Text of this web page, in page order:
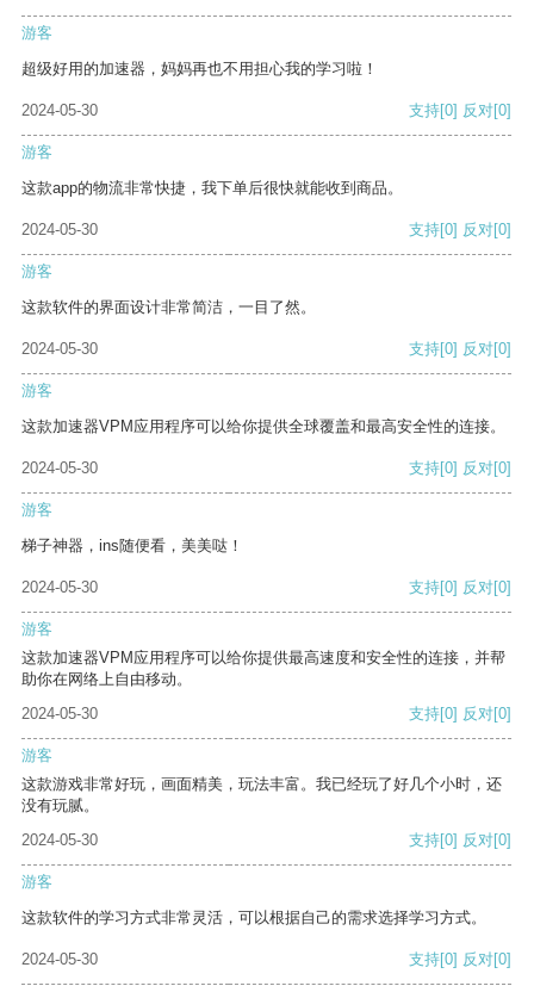
游客
超级好用的加速器，妈妈再也不用担心我的学习啦！
2024-05-30 支持[0] 反对[0]
游客
这款app的物流非常快捷，我下单后很快就能收到商品。
2024-05-30 支持[0] 反对[0]
游客
这款软件的界面设计非常简洁，一目了然。
2024-05-30 支持[0] 反对[0]
游客
这款加速器VPM应用程序可以给你提供全球覆盖和最高安全性的连接。
2024-05-30 支持[0] 反对[0]
游客
梯子神器，ins随便看，美美哒！
2024-05-30 支持[0] 反对[0]
游客
这款加速器VPM应用程序可以给你提供最高速度和安全性的连接，并帮
助你在网络上自由移动。
2024-05-30
支持[0] 反对[0]
游客
这款游戏非常好玩，画面精美，玩法丰富。我已经玩了好几个小时，还
没有玩腻。
2024-05-30
支持[0] 反对[0]
游客
这款软件的学习方式非常灵活，可以根据自己的需求选择学习方式。
2024-05-30 支持[0] 反对[0]